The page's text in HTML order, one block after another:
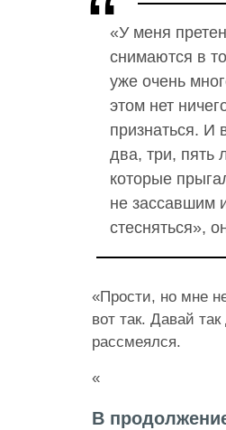
«У меня
снимаются в
уже очень
этом нет
признаться. И
два, три, пять
которые
не зассавшим
стесняться»,
«Прости, но мне
вот так. Давай
рассмеялся.
«
В